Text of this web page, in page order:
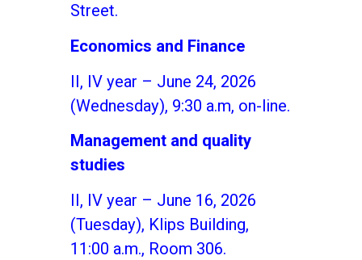
Street.
Economics and Finance
II, IV year – June 24, 2026
(Wednesday), 9:30 a.m, on-line.
Management and quality
studies
II, IV year – June 16, 2026
(Tuesday), Klips Building,
11:00 a.m., Room 306.